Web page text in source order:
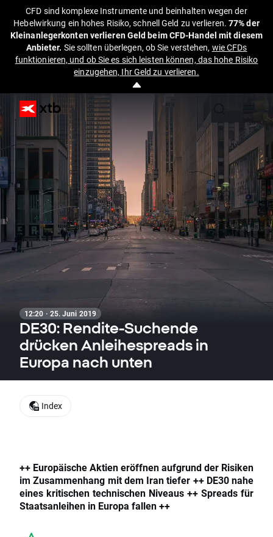
CFD sind komplexe Instrumente und beinhalten wegen der
Hebelwirkung ein hohes Risiko, schnell Geld zu verlieren.77% der
Kleinanlegerkonten verlieren Geld beim CFD-Handel mit diesem
Anbieter. Sie sollten überlegen, ob Sie verstehen, wie CFDs
funktionieren, und ob Sie es sich leisten können, das hohe Risiko
einzugehen, Ihr Geld zu verlieren.
12:20 · 25. Juni 2019
DE30: Rendite-Suchende
drücken Anleihespreads in
Europa nach unten
++ Europäische Aktien eröffnen aufgrund der Risiken
im Zusammenhang mit dem Iran tiefer ++ DE30 nahe
eines kritischen technischen Niveaus ++ Spreads für
Staatsanleihen in Europa fallen ++
Index